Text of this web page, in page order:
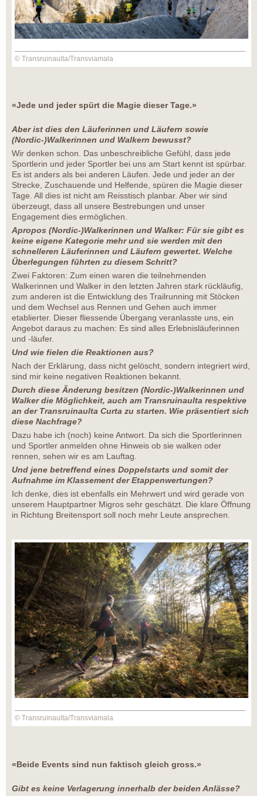
© Transruinaulta/Transviamala
«Jede und jeder spürt die Magie dieser Tage.»
Aber ist dies den Läuferinnen und Läufern sowie
(Nordic-)Walkerinnen und Walkern bewusst?
Wir denken schon. Das unbeschreibliche Gefühl, dass jede
Sportlerin und jeder Sportler bei uns am Start kennt ist spürbar.
Es ist anders als bei anderen Läufen. Jede und jeder an der
Strecke, Zuschauende und Helfende, spüren die Magie dieser
Tage. All dies ist nicht am Reisstisch planbar. Aber wir sind
überzeugt, dass all unsere Bestrebungen und unser
Engagement dies ermöglichen.
Apropos (Nordic-)Walkerinnen und Walker: Für sie gibt es
keine eigene Kategorie mehr und sie werden mit den
schnelleren Läuferinnen und Läufern gewertet. Welche
Überlegungen führten zu diesem Schritt?
Zwei Faktoren: Zum einen waren die teilnehmenden
Walkerinnen und Walker in den letzten Jahren stark rückläufig,
zum anderen ist die Entwicklung des Trailrunning mit Stöcken
und dem Wechsel aus Rennen und Gehen auch immer
etablierter. Dieser fliessende Übergang veranlasste uns, ein
Angebot daraus zu machen: Es sind alles Erlebnisläuferinnen
und -läufer.
Und wie fielen die Reaktionen aus?
Nach der Erklärung, dass nicht gelöscht, sondern integriert wird,
sind mir keine negativen Reaktionen bekannt.
Durch diese Änderung besitzen (Nordic-)Walkerinnen und
Walker die Möglichkeit, auch am Transruinaulta respektive
an der Transruinaulta Curta zu starten. Wie präsentiert sich
diese Nachfrage?
Dazu habe ich (noch) keine Antwort. Da sich die Sportlerinnen
und Sportler anmelden ohne Hinweis ob sie walken oder
rennen, sehen wir es am Lauftag.
Und jene betreffend eines Doppelstarts und somit der
Aufnahme im Klassement der Etappenwertungen?
Ich denke, dies ist ebenfalls ein Mehrwert und wird gerade von
unserem Hauptpartner Migros sehr geschätzt. Die klare Öffnung
in Richtung Breitensport soll noch mehr Leute ansprechen.
© Transruinaulta/Transviamala
«Beide Events sind nun faktisch gleich gross.»
Gibt es keine Verlagerung innerhalb der beiden Anlässe?